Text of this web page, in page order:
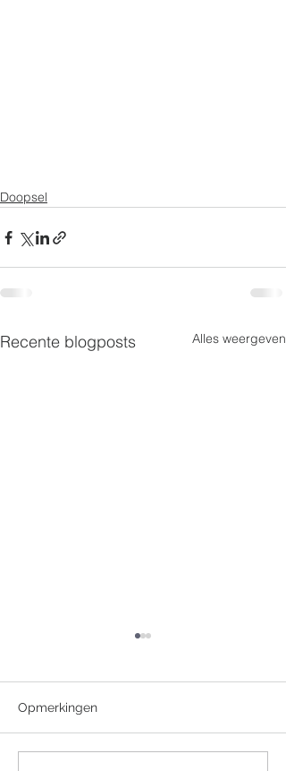
Doopsel
Recente blogposts Alles weergeven
Opmerkingen